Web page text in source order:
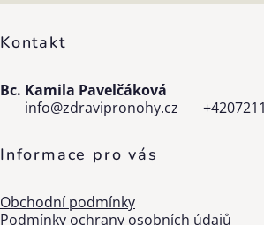
Kontakt
Bc. Kamila Pavelčáková
info@zdravipronohy.cz
Informace pro vás
Obchodní podmínky
Podmínky ochrany osobních údajů